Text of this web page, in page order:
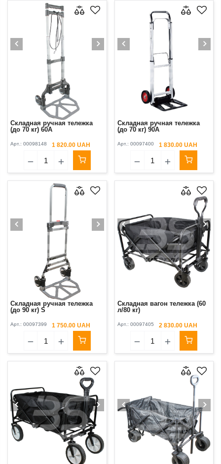
Cкладная ручная тележка
(до 70 кг) 60А
Арт.: 00098148 1 820.00 UAH
Складная ручная тележка
(до 70 кг) 90A
Арт.: 00097400 1 830.00 UAH
Cкладная ручная тележка
(до 90 кг) S
Арт.: 00097399 1 750.00 UAH
Складная вагон тележка (60
л/80 кг)
Арт.: 00097405 2 830.00 UAH